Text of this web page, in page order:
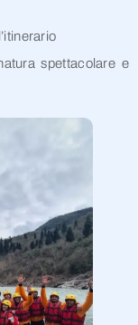
spettacolare e